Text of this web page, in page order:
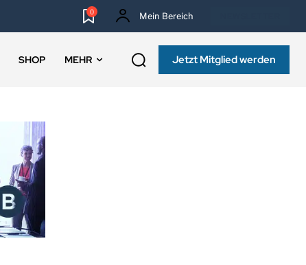
0 Mein Bereich
SHOP MEHR Jetzt Mitglied werden